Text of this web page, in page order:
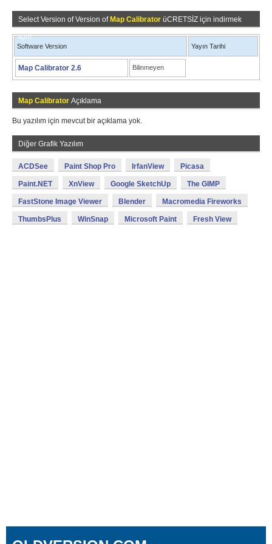
Select Version of Version of Map Calibrator üCRETSİZ için indirmek
için!
Software Version Yayın Tarihi
Map Calibrator 2.6 Bilinmeyen
Map Calibrator Açıklama
Bu yazılım için mevcut bir açıklama yok.
Diğer Grafik Yazılım
ACDSee Paint Shop Pro IrfanView Picasa
Paint.NET XnView Google SketchUp The GIMP
FastStone Image Viewer Blender Macromedia Fireworks
ThumbsPlus WinSnap Microsoft Paint Fresh View